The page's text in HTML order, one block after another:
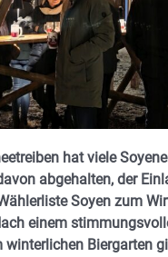
hat viele
abgehalten, der
Soyen zum
einem
Biergarten